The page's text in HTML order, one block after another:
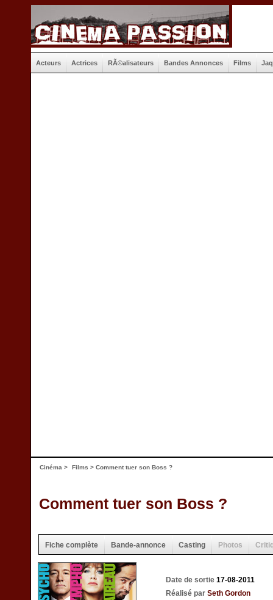
Acteurs Actrices RÃ©alisateurs Bandes Annonces Films
Cinéma > Films > Comment tuer son Boss ?
Comment tuer son Boss ?
Fiche complète Bande-annonce Casting Photos
Date de sortie 17-08-2011
Réalisé par Seth Gordon